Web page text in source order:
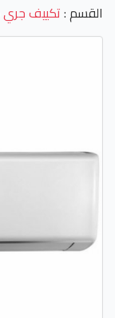
القسم :تكييف جري 1.5 حصان